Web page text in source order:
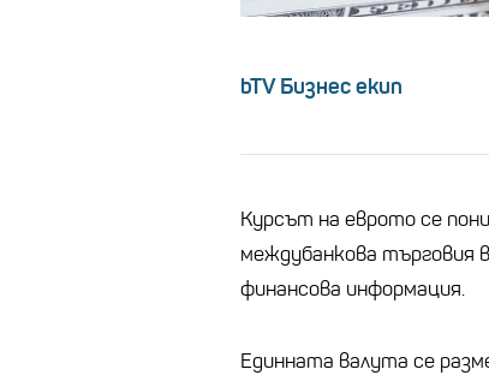
bTV Бизнес екип
Курсът на еврото се
междубанкова търговия
финансова информация.
Единната валута се